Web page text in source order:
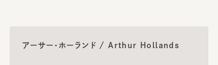
アーサー・ホーランド / Arthur Hollands